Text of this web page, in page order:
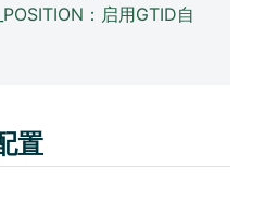
：启用GTID自
置